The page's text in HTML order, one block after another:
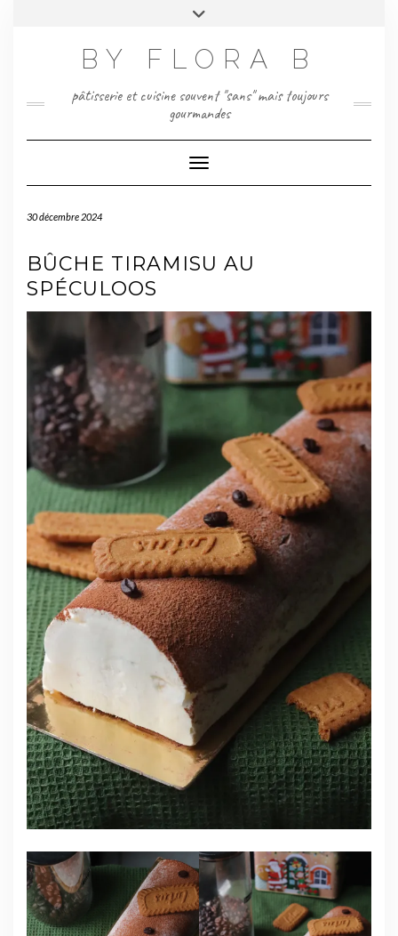
BY FLORA B
pâtisserie et cuisine souvent "sans" mais toujours
gourmandes
Toggle Navigation
30 décembre 2024
BÛCHE TIRAMISU AU
SPÉCULOOS